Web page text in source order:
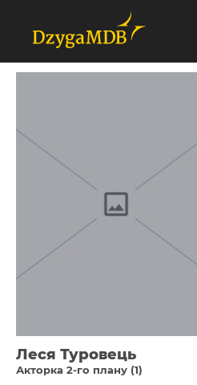
Леся Туровець
Акторка 2-го плану (1)